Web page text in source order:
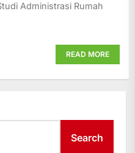
Administrasi Rumah
READ MORE
Search